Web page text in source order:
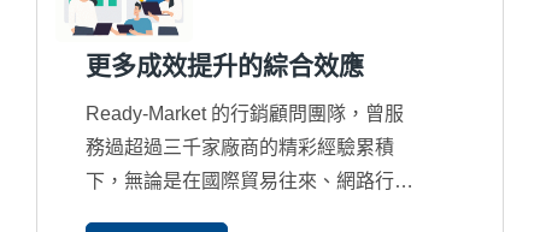
更多成效提升的綜合效應
Ready-Market 的行銷顧問團隊，曾服
務過超過三千家廠商的精彩經驗累積
下，無論是在國際貿易往來、網路行銷